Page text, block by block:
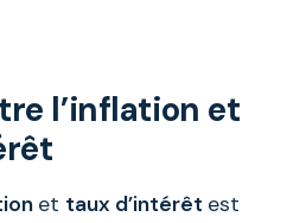
l’inflation et
et taux d’intérêt est